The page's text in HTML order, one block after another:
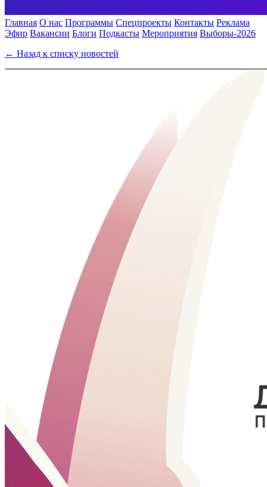
Главная О нас Программы Спецпроекты Контакты Реклама
Эфир Вакансии Блоги Подкасты Мероприятия Выборы-2026
← Назад к списку новостей